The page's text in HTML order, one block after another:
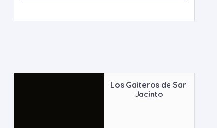
Los Gaiteros de San
Jacinto